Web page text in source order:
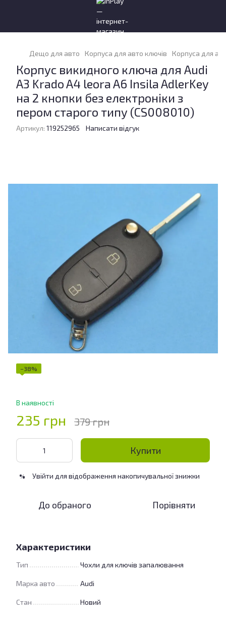
Дещо для авто Корпуса для авто ключів Корпуса для
Корпус викидного ключа для Audi
A3 Krado A4 leora A6 Insila AdlerKey
на 2 кнопки без електроніки з
пером старого типу (CS008010)
Артикул: 119252965 Написати відгук
−38%
В наявності
235 грн 379 грн
Купити
% Увійти для відображення накопичувальної знижки
До обраного Порівняти
Характеристики
Тип Чохли для ключів запалювання
Марка авто Audi
Стан Новий